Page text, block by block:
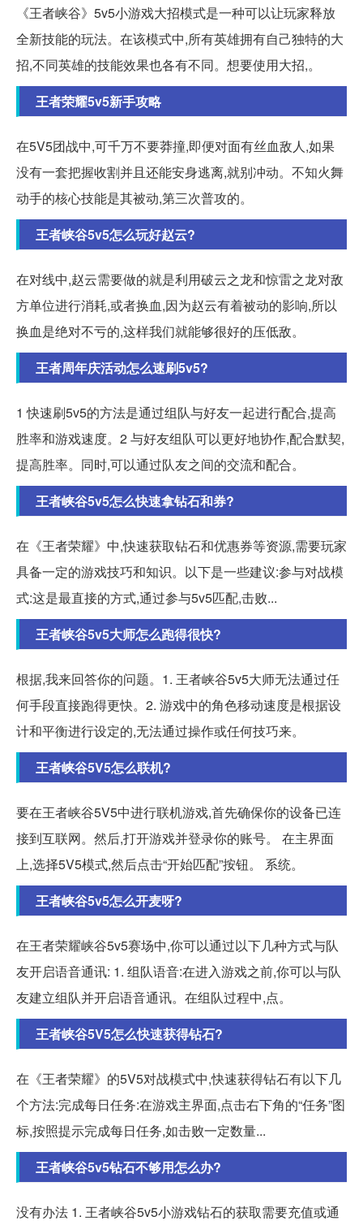
《王者峡谷》5v5小游戏大招模式是一种可以让玩家释放
全新技能的玩法。在该模式中,所有英雄拥有自己独特的大
招,不同英雄的技能效果也各有不同。想要使用大招,。
王者荣耀5v5新手攻略
在5V5团战中,可千万不要莽撞,即便对面有丝血敌人,如果
没有一套把握收割并且还能安身逃离,就别冲动。不知火舞
动手的核心技能是其被动,第三次普攻的。
王者峡谷5v5怎么玩好赵云?
在对线中,赵云需要做的就是利用破云之龙和惊雷之龙对敌
方单位进行消耗,或者换血,因为赵云有着被动的影响,所以
换血是绝对不亏的,这样我们就能够很好的压低敌。
王者周年庆活动怎么速刷5v5?
1 快速刷5v5的方法是通过组队与好友一起进行配合,提高
胜率和游戏速度。2 与好友组队可以更好地协作,配合默契,
提高胜率。同时,可以通过队友之间的交流和配合。
王者峡谷5v5怎么快速拿钻石和券?
在《王者荣耀》中,快速获取钻石和优惠券等资源,需要玩家
具备一定的游戏技巧和知识。以下是一些建议:参与对战模
式:这是最直接的方式,通过参与5v5匹配,击败...
王者峡谷5v5大师怎么跑得很快?
根据,我来回答你的问题。1. 王者峡谷5v5大师无法通过任
何手段直接跑得更快。2. 游戏中的角色移动速度是根据设
计和平衡进行设定的,无法通过操作或任何技巧来。
王者峡谷5V5怎么联机?
要在王者峡谷5V5中进行联机游戏,首先确保你的设备已连
接到互联网。然后,打开游戏并登录你的账号。 在主界面
上,选择5V5模式,然后点击“开始匹配”按钮。 系统。
王者峡谷5v5怎么开麦呀?
在王者荣耀峡谷5v5赛场中,你可以通过以下几种方式与队
友开启语音通讯: 1. 组队语音:在进入游戏之前,你可以与队
友建立组队并开启语音通讯。在组队过程中,点。
王者峡谷5V5怎么快速获得钻石?
在《王者荣耀》的5V5对战模式中,快速获得钻石有以下几
个方法:完成每日任务:在游戏主界面,点击右下角的“任务”图
标,按照提示完成每日任务,如击败一定数量...
王者峡谷5v5钻石不够用怎么办?
没有办法 1. 王者峡谷5v5小游戏钻石的获取需要充值或通